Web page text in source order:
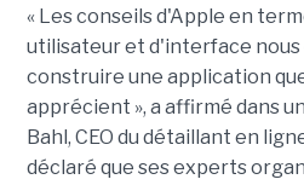
« Les conseils d'Apple en
utilisateur et d'interface nous
construire une application
apprécient », a affirmé dans
Bahl, CEO du détaillant en
déclaré que ses experts